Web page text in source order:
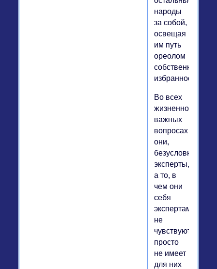
народы
за собой,
освещая
им путь
ореолом
собственной
избранности.
Во всех
жизненно
важных
вопросах
они,
безусловно,
эксперты,
а то, в
чем они
себя
экспертами
не
чувствуют,
просто
не имеет
для них